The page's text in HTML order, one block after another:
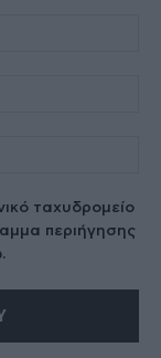
ταχυδρομείο
περιήγησης